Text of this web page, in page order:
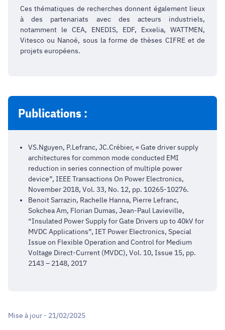
Ces thématiques de recherches donnent également lieux
à des partenariats avec des acteurs industriels,
notamment le CEA, ENEDIS, EDF, Exxelia, WATTMEN,
Vitesco ou Nanoé, sous la forme de thèses CIFRE et de
projets européens.
Publications :
VS.Nguyen, P.Lefranc, JC.Crébier, « Gate driver supply
architectures for common mode conducted EMI
reduction in series connection of multiple power
device”, IEEE Transactions On Power Electronics,
November 2018, Vol. 33, No. 12, pp. 10265-10276.
Benoit Sarrazin, Rachelle Hanna, Pierre Lefranc,
Sokchea Am, Florian Dumas, Jean-Paul Lavieville,
“Insulated Power Supply for Gate Drivers up to 40kV for
MVDC Applications”, IET Power Electronics, Special
Issue on Flexible Operation and Control for Medium
Voltage Direct-Current (MVDC), Vol. 10, Issue 15, pp.
2143 – 2148, 2017
Mise à jour - 21/02/2025